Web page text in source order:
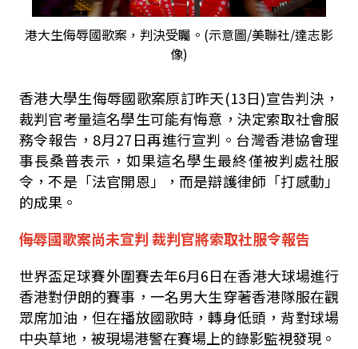
港大生侮辱國歌案，判決受矚。(示意圖/美聯社/達志影
像)
香港大學生侮辱國歌案原訂昨天(13日)宣告判決，
裁判官考量這名學生可能有悔意，決定索取社會服
務令報告， 8月27日再進行宣判。 台灣香港協會理
事長桑普表示 ，如果這名學生最終僅被判處社服
令，不是「法官開恩」，而是辯護律師「打感動」
的成果。
侮辱國歌案尚未宣判 裁判官將索取社服令報告
世界盃足球賽外圍賽去年6月6日在香港大球場進行
香港對伊朗的賽事，一名男大生穿著香港隊服在觀
眾席加油，但在播放國歌時，轉身低頭，背對球場
中央草地，被現場港警在賽場上的錄影監視發現。